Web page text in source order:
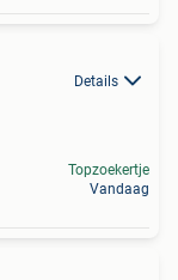
Details
Topzoekertje
Vandaag